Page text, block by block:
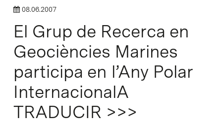
08.06.2007
El Grup de Recerca en
Geociències Marines
participa en l’Any Polar
InternacionalA
TRADUCIR >>>